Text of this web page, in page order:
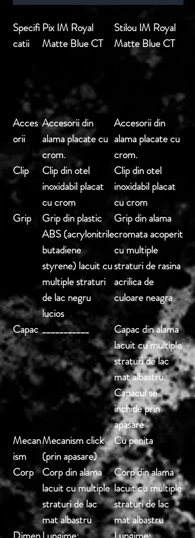
Specifi
catii
Pix IM Royal
Matte Blue CT
Stilou IM Royal
Matte Blue CT
Acces
orii
Accesorii din
alama placate cu
crom.
Accesorii din
alama placate cu
crom.
Clip
Clip din otel
inoxidabil placat
cu crom
Clip din otel
inoxidabil placat
cu crom
Grip
Grip din plastic
ABS (acrylonitrile
butadiene
styrene) lacuit cu
multiple straturi
de lac negru
lucios
Grip din alama
cromata acoperit
cu multiple
straturi de rasina
acrilica de
culoare neagra
Capac ___________
Capac din alama
lacuit cu multiple
straturi de lac
mat albastru.
Capacul se
inchide prin
apasare
Mecan
ism
Mecanism click
(prin apasare)
Cu penita
Corp
Corp din alama
lacuit cu multiple
straturi de lac
mat albastru
Corp din alama
lacuit cu multiple
straturi de lac
mat albastru